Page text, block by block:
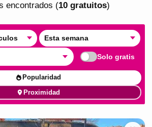
encontrados (10gratuitos)
Esta semana
Solo gratis
Popularidad
Proximidad